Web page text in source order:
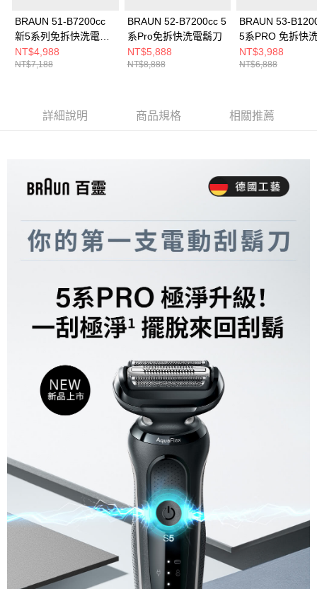
BRAUN 51-B7200cc
新5系列免拆快洗電鬍
刀
NT$4,988
NT$7,188
BRAUN 52-B7200cc 5
系Pro免拆快洗電鬍刀
NT$5,888
NT$8,888
BRAUN 53-
5系PRO 免拆快
刀
NT$3,988
NT$6,888
詳細說明 商品規格 相關推薦